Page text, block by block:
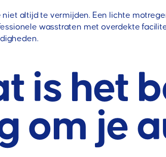
niet altijd te vermijden. Een lichte
wasstraten met overdekte
is het
om je